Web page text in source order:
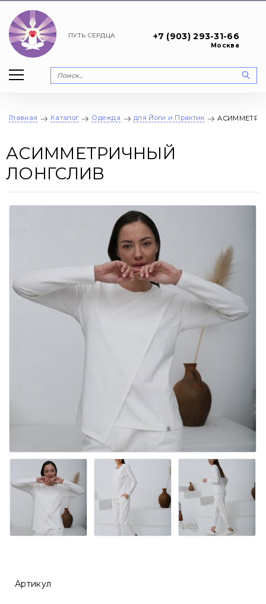
ПУТЬ СЕРДЦА +7 (903) 293-31-66
Москва
Главная Каталог Одежда для Йоги и Практик
АСИММЕТРИЧНЫЙ
ЛОНГСЛИВ
Артикул